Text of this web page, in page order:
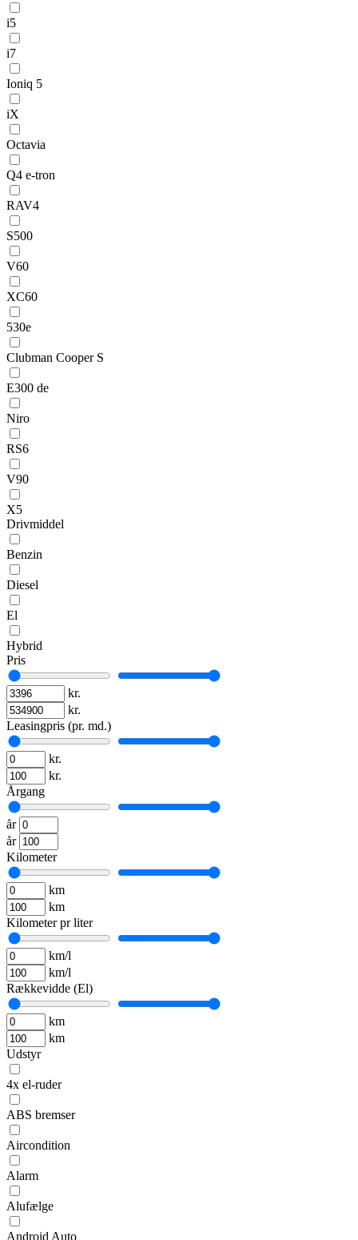
i5
i7
Ioniq 5
iX
Octavia
Q4 e-tron
RAV4
S500
V60
XC60
530e
Clubman Cooper S
E300 de
Niro
RS6
V90
X5
Drivmiddel
Benzin
Diesel
El
Hybrid
Pris
kr.
kr.
Leasingpris (pr. md.)
kr.
kr.
Årgang
år
år
Kilometer
km
km
Kilometer pr liter
km/l
km/l
Rækkevidde (El)
km
km
Udstyr
4x el-ruder
ABS bremser
Aircondition
Alarm
Alufælge
Android Auto